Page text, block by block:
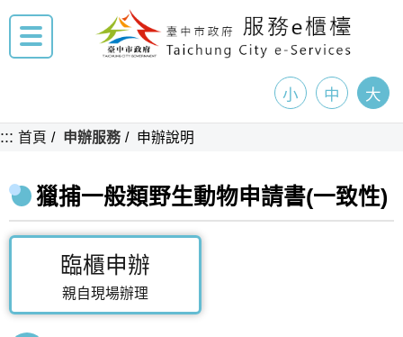
小 中 大
::: 首頁 申辦服務 申辦說明
獵捕一般類野生動物申請書(一致性)
臨櫃申辦
親自現場辦理